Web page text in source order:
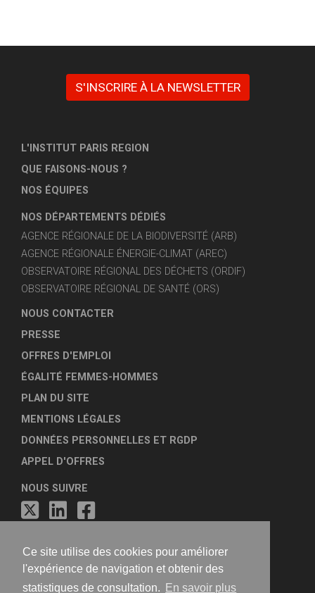
Ce site utilise des cookies pour améliorer
l'expérience de navigation et obtenir des
statistiques de consultation.
En savoir plus
S'INSCRIRE À LA NEWSLETTER
L'INSTITUT PARIS REGION
QUE FAISONS-NOUS ?
NOS ÉQUIPES
NOS DÉPARTEMENTS DÉDIÉS
AGENCE RÉGIONALE DE LA BIODIVERSITÉ (ARB)
AGENCE RÉGIONALE ÉNERGIE-CLIMAT (AREC)
OBSERVATOIRE RÉGIONAL DES DÉCHETS (ORDIF)
OBSERVATOIRE RÉGIONAL DE SANTÉ (ORS)
NOUS CONTACTER
PRESSE
OFFRES D'EMPLOI
ÉGALITÉ FEMMES-HOMMES
PLAN DU SITE
MENTIONS LÉGALES
DONNÉES PERSONNELLES ET RGDP
APPEL D'OFFRES
NOUS SUIVRE